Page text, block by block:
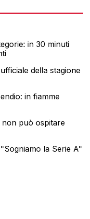
in 30 minuti
della stagione
in fiamme
non può ospitare
la Serie A"